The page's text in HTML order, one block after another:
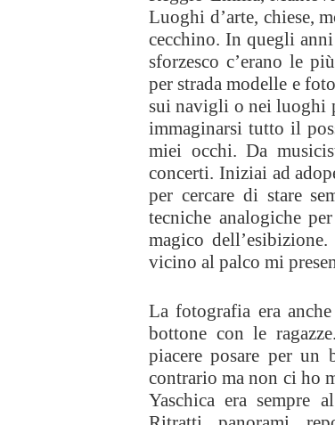
Luoghi d’arte, chiese,
cecchino. In quegli
sforzesco c’erano le
per strada modelle e
sui navigli o nei luoghi
immaginarsi tutto il
miei occhi. Da
concerti. Iniziai ad
per cercare di stare
tecniche analogiche
magico
vicino al palco mi
La fotografia era
bottone con le
piacere posare per
contrario ma non ci ho
Yaschica era